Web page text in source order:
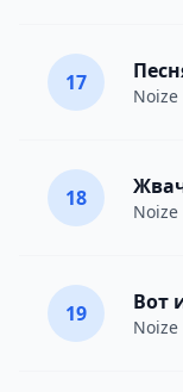
17
Noize
18
Noize
19 Вот
Noize